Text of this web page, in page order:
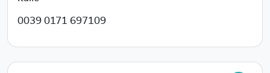
0039 0171 697109